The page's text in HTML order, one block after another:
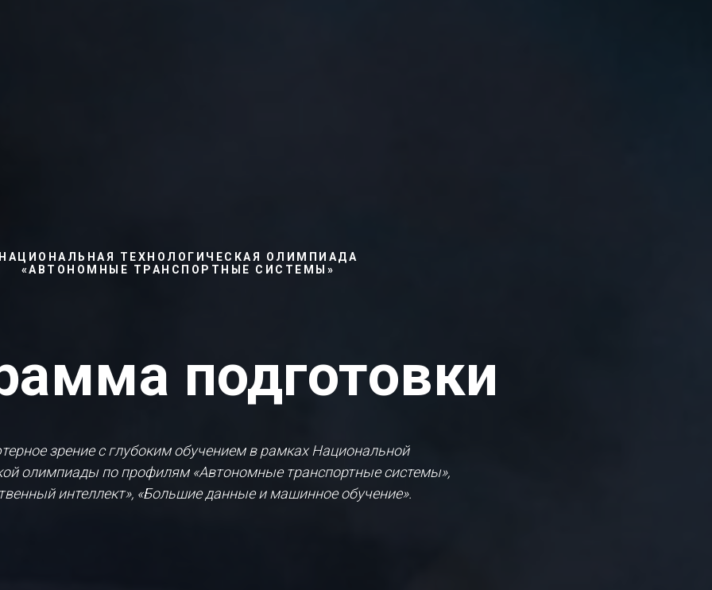
ТЕХНОЛОГИЧЕСКАЯ ОЛИМПИАДА
«АВТОНОМНЫЕ ТРАНСПОРТНЫЕ СИСТЕМЫ»
подготовки
зрение с глубоким обучением в рамках Национальной
олимпиады по профилям «Автономные транспортные системы»,
интеллект», «Большие данные и машинное обучение».